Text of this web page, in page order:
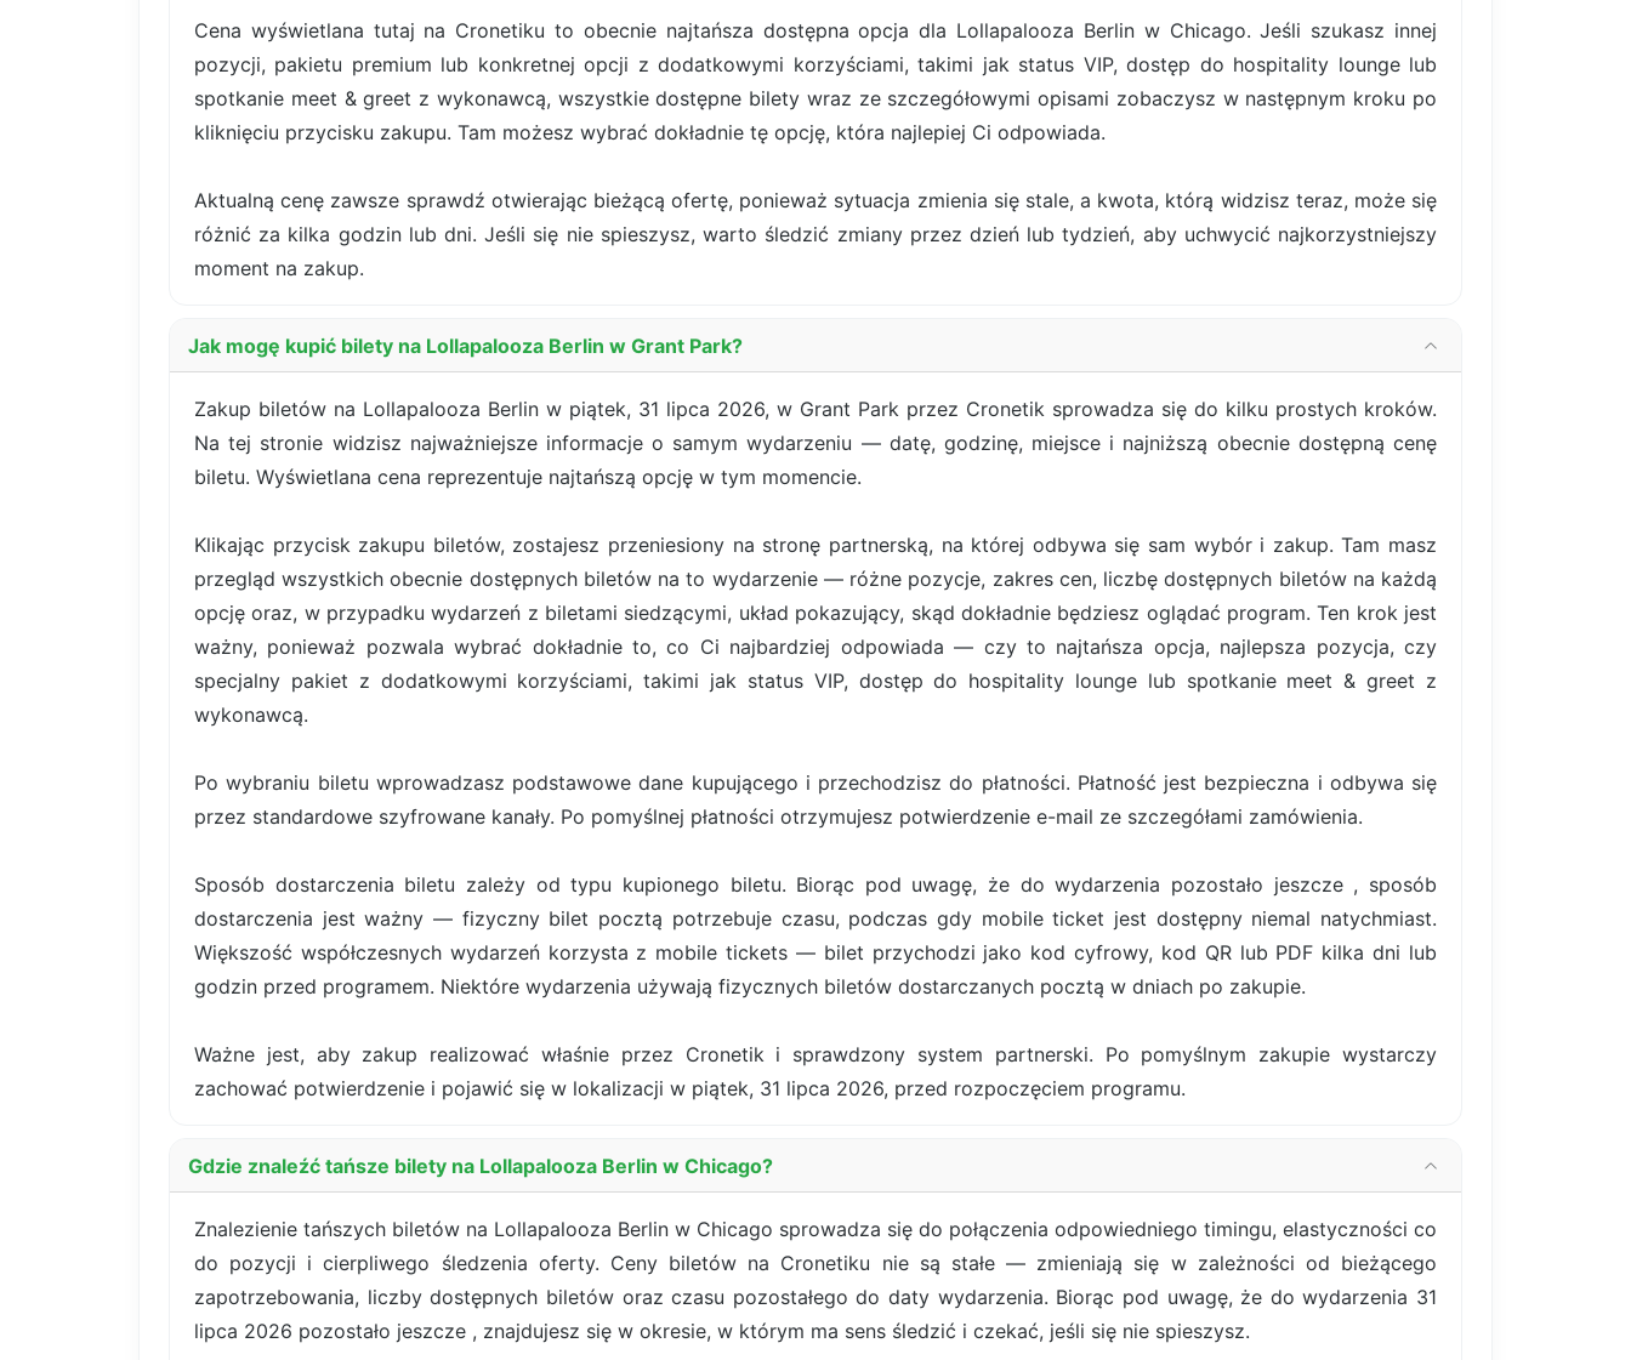
Cena wyświetlana tutaj na Cronetiku to obecnie najtańsza dostępna opcja dla Lollapalooza Berlin w Chicago. Jeśli szukasz innej
pozycji, pakietu premium lub konkretnej opcji z dodatkowymi korzyściami, takimi jak status VIP, dostęp do hospitality lounge lub
spotkanie meet & greet z wykonawcą, wszystkie dostępne bilety wraz ze szczegółowymi opisami zobaczysz w następnym kroku po
kliknięciu przycisku zakupu. Tam możesz wybrać dokładnie tę opcję, która najlepiej Ci odpowiada.
Aktualną cenę zawsze sprawdź otwierając bieżącą ofertę, ponieważ sytuacja zmienia się stale, a kwota, którą widzisz teraz, może się
różnić za kilka godzin lub dni. Jeśli się nie spieszysz, warto śledzić zmiany przez dzień lub tydzień, aby uchwycić najkorzystniejszy
moment na zakup.
Jak mogę kupić bilety na Lollapalooza Berlin w Grant Park?
Zakup biletów na Lollapalooza Berlin w piątek, 31 lipca 2026, w Grant Park przez Cronetik sprowadza się do kilku prostych kroków.
Na tej stronie widzisz najważniejsze informacje o samym wydarzeniu — datę, godzinę, miejsce i najniższą obecnie dostępną cenę
biletu. Wyświetlana cena reprezentuje najtańszą opcję w tym momencie.
Klikając przycisk zakupu biletów, zostajesz przeniesiony na stronę partnerską, na której odbywa się sam wybór i zakup. Tam masz
przegląd wszystkich obecnie dostępnych biletów na to wydarzenie — różne pozycje, zakres cen, liczbę dostępnych biletów na każdą
opcję oraz, w przypadku wydarzeń z biletami siedzącymi, układ pokazujący, skąd dokładnie będziesz oglądać program. Ten krok jest
ważny, ponieważ pozwala wybrać dokładnie to, co Ci najbardziej odpowiada — czy to najtańsza opcja, najlepsza pozycja, czy
specjalny pakiet z dodatkowymi korzyściami, takimi jak status VIP, dostęp do hospitality lounge lub spotkanie meet & greet z
wykonawcą.
Po wybraniu biletu wprowadzasz podstawowe dane kupującego i przechodzisz do płatności. Płatność jest bezpieczna i odbywa się
przez standardowe szyfrowane kanały. Po pomyślnej płatności otrzymujesz potwierdzenie e-mail ze szczegółami zamówienia.
Sposób dostarczenia biletu zależy od typu kupionego biletu. Biorąc pod uwagę, że do wydarzenia pozostało jeszcze , sposób
dostarczenia jest ważny — fizyczny bilet pocztą potrzebuje czasu, podczas gdy mobile ticket jest dostępny niemal natychmiast.
Większość współczesnych wydarzeń korzysta z mobile tickets — bilet przychodzi jako kod cyfrowy, kod QR lub PDF kilka dni lub
godzin przed programem. Niektóre wydarzenia używają fizycznych biletów dostarczanych pocztą w dniach po zakupie.
Ważne jest, aby zakup realizować właśnie przez Cronetik i sprawdzony system partnerski. Po pomyślnym zakupie wystarczy
zachować potwierdzenie i pojawić się w lokalizacji w piątek, 31 lipca 2026, przed rozpoczęciem programu.
Gdzie znaleźć tańsze bilety na Lollapalooza Berlin w Chicago?
Znalezienie tańszych biletów na Lollapalooza Berlin w Chicago sprowadza się do połączenia odpowiedniego timingu, elastyczności co
do pozycji i cierpliwego śledzenia oferty. Ceny biletów na Cronetiku nie są stałe — zmieniają się w zależności od bieżącego
zapotrzebowania, liczby dostępnych biletów oraz czasu pozostałego do daty wydarzenia. Biorąc pod uwagę, że do wydarzenia 31
lipca 2026 pozostało jeszcze , znajdujesz się w okresie, w którym ma sens śledzić i czekać, jeśli się nie spieszysz.